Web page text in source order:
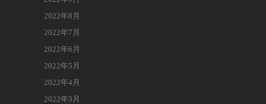
2022年8月
2022年7月
2022年6月
2022年5月
2022年4月
2022年3月